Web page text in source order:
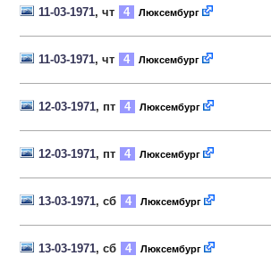
11-03-1971, чт 4 Люксембург
11-03-1971, чт 4 Люксембург
12-03-1971, пт 4 Люксембург
12-03-1971, пт 4 Люксембург
13-03-1971, сб 4 Люксембург
13-03-1971, сб 4 Люксембург